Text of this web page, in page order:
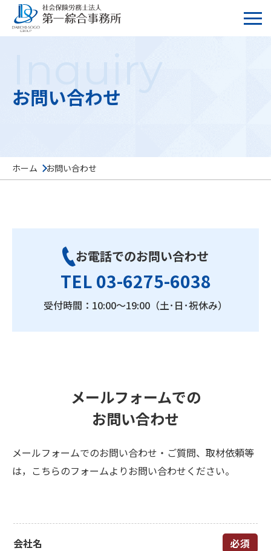
Inquiry
お問い合わせ
ホーム お問い合わせ
お電話でのお問い合わせ
TEL 03-6275-6038
受付時間：10:00〜19:00（土･日･祝休み）
メールフォームでの
お問い合わせ
メールフォームでのお問い合わせ・ご質問、取材依頼等
は，こちらのフォームよりお問い合わせください。
会社名